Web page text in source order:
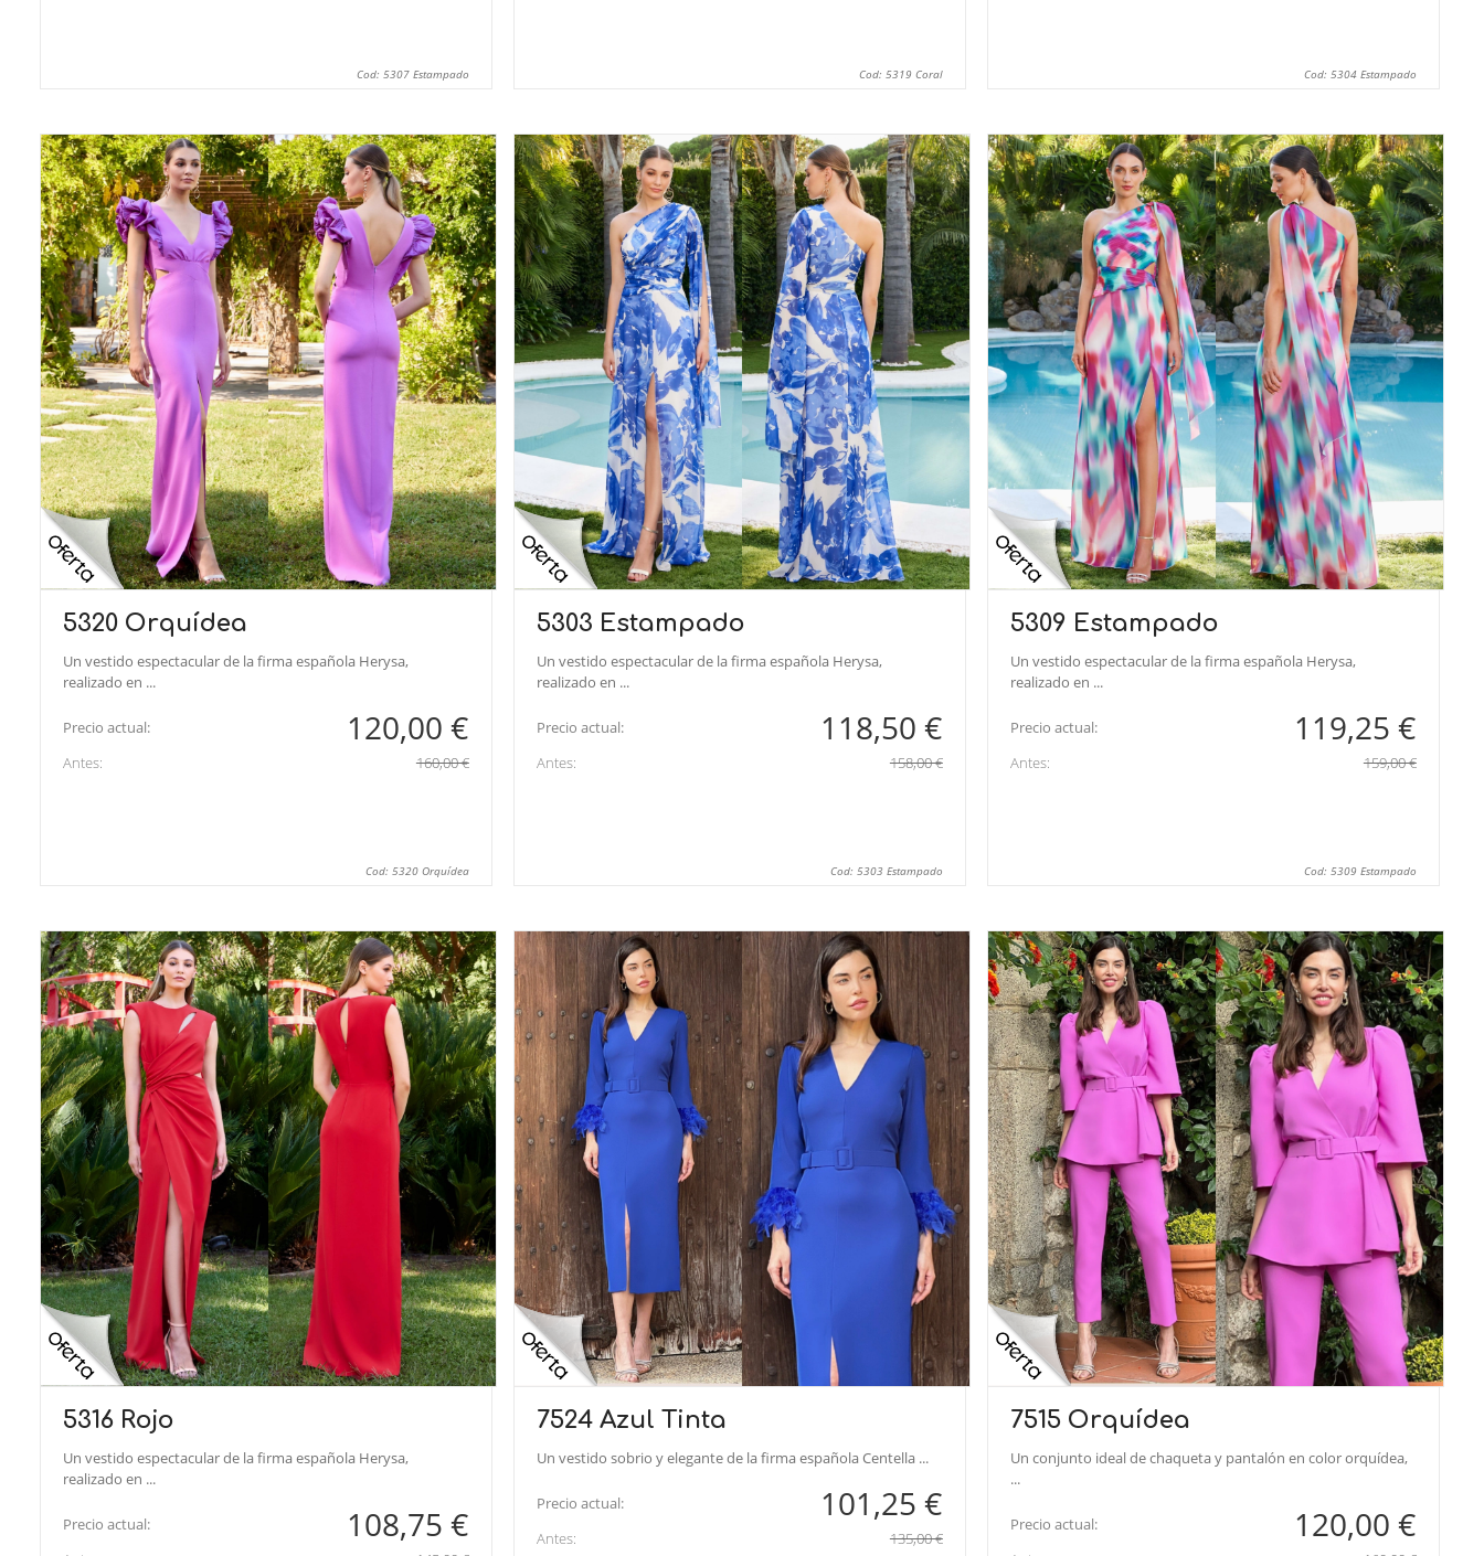
Cod: 5307 Estampado Cod: 5319 Coral Cod: 5304 Estampado
5320 Orquídea
Un vestido espectacular de la firma española Herysa,
realizado en ...
Precio actual: 120,00 €
Antes: 160,00 €
Cod: 5320 Orquídea
5303 Estampado
Un vestido espectacular de la firma española Herysa,
realizado en ...
Precio actual: 118,50 €
Antes: 158,00 €
Cod: 5303 Estampado
5309 Estampado
Un vestido espectacular de la firma española Herysa,
realizado en ...
Precio actual: 119,25 €
Antes: 159,00 €
Cod: 5309 Estampado
5316 Rojo
Un vestido espectacular de la firma española Herysa,
realizado en ...
Precio actual: 108,75 €
7524 Azul Tinta
Un vestido sobrio y elegante de la firma española Centella ...
Precio actual: 101,25 €
Antes: 135,00 €
7515 Orquídea
Un conjunto ideal de chaqueta y pantalón en color orquídea,
...
Precio actual: 120,00 €